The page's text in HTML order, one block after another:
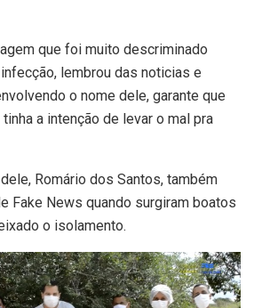
que foi muito descriminado
lembrou das noticias e
o nome dele, garante que
a intenção de levar o mal pra
Romário dos Santos, também
Fake News quando surgiram boatos
o isolamento.